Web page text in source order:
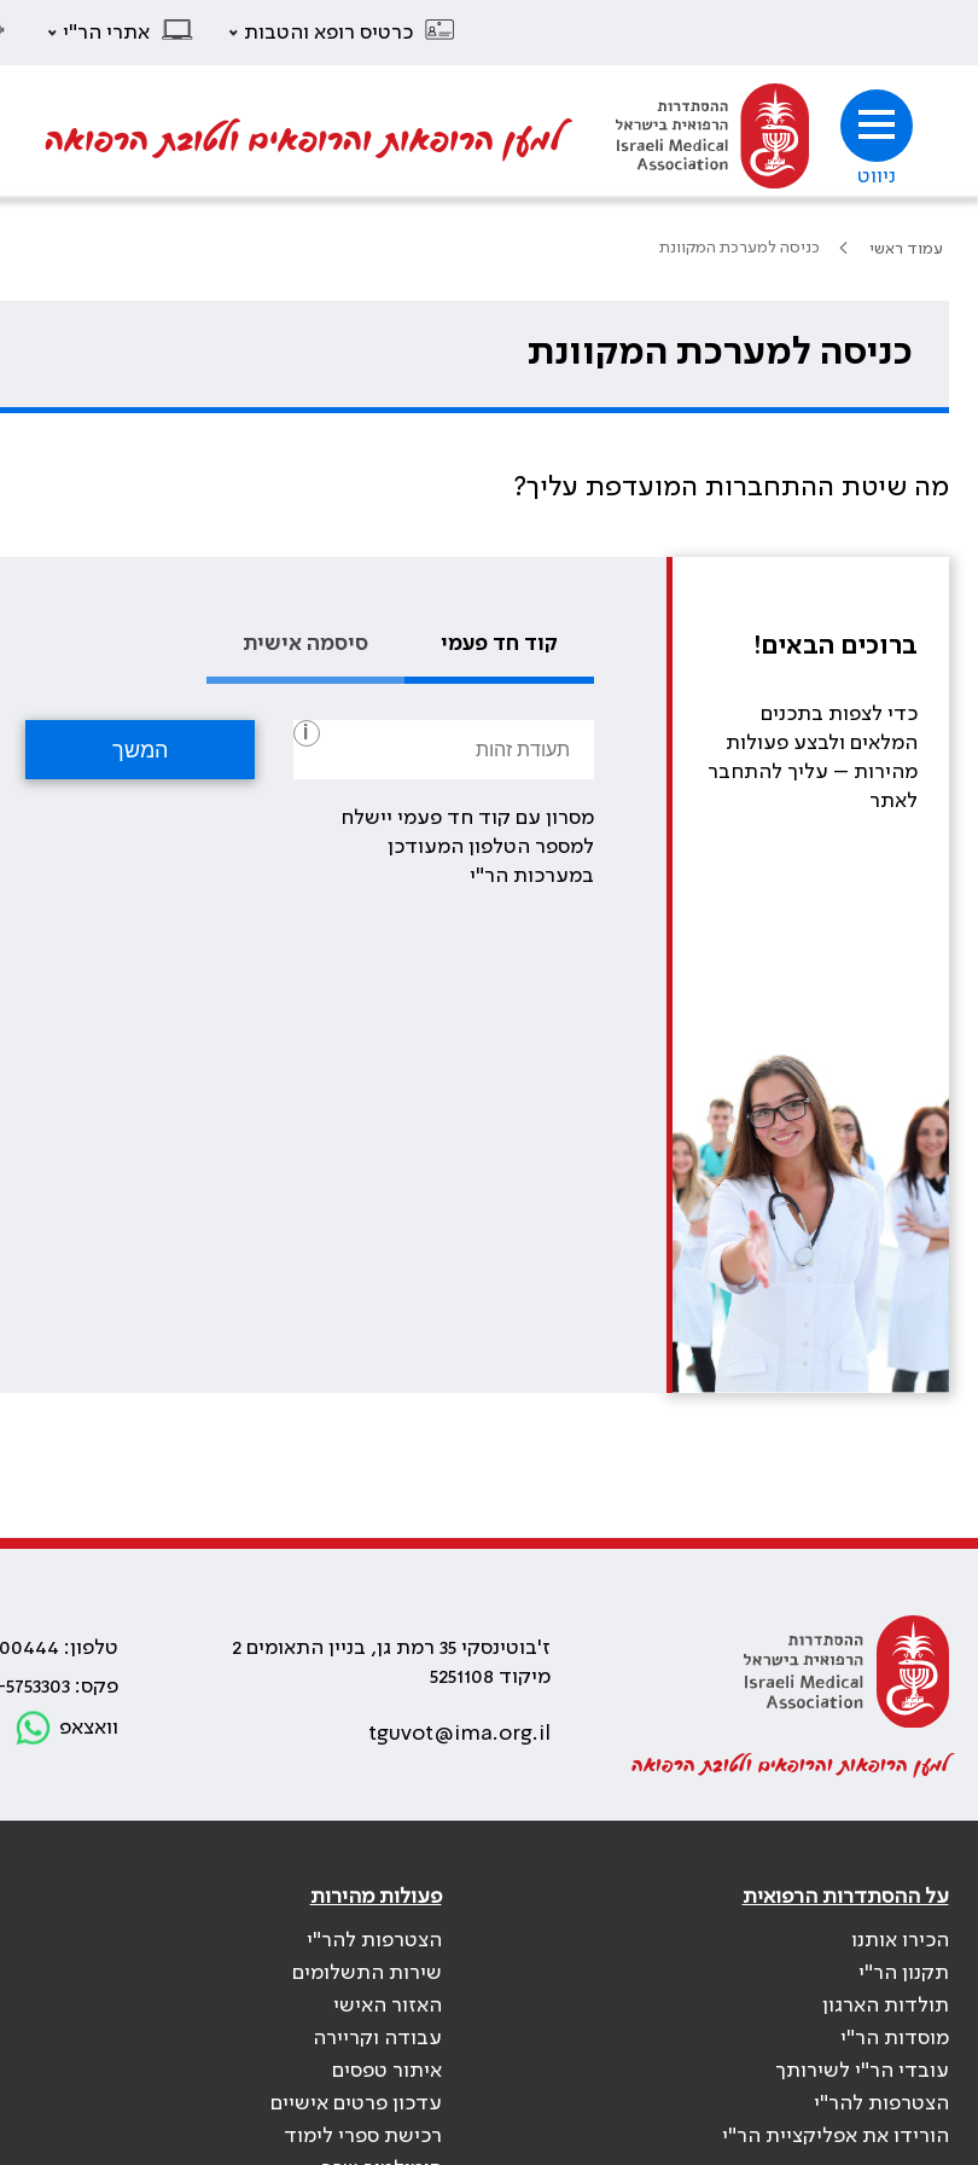
כרטיס רופא והטבות אתרי הר"י
ניווט
למען הרופאות והרופאים ולטובת הרפואה
עמוד ראשי כניסה למערכת המקוונת
כניסה למערכת המקוונת
מה שיטת ההתחברות המועדפת עליך?
ברוכים הבאים!
כדי לצפות בתכנים
המלאים ולבצע פעולות
מהירות – עליך להתחבר
לאתר
קוד חד פעמי סיסמה אישית
i
מסרון עם קוד חד פעמי יישלח
למספר הטלפון המעודכן
במערכות הר"י
למען הרופאות והרופאים ולטובת הרפואה
ז'בוטינסקי 35 רמת גן, בניין התאומים 2
מיקוד 5251108
tguvot@ima.org.il
טלפון: 03-6100444
פקס: 03-5753303
וואצאפ
על ההסתדרות הרפואית
הכירו אותנו
תקנון הר"י
תולדות הארגון
מוסדות הר"י
עובדי הר"י לשירותך
הצטרפות להר"י
הורידו את אפליקציית הר"י
פעולות מהירות
הצטרפות להר"י
שירות התשלומים
האזור האישי
עבודה וקריירה
איתור טפסים
עדכון פרטים אישיים
רכישת ספרי לימוד